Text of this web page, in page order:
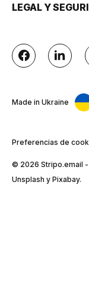
LEGAL Y
Made in Ukraine
Preferencias de
© 2026 Stripо.email
Unsplash y Pixabay.